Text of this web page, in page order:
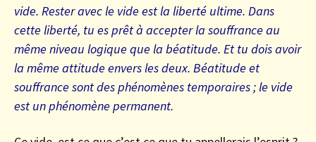
vide. Rester avec le vide est la liberté ultime. Dans
cette liberté, tu es prêt à accepter la souffrance au
même niveau logique que la béatitude. Et tu dois avoir
la même attitude envers les deux. Béatitude et
souffrance sont des phénomènes temporaires ; le vide
est un phénomène permanent.